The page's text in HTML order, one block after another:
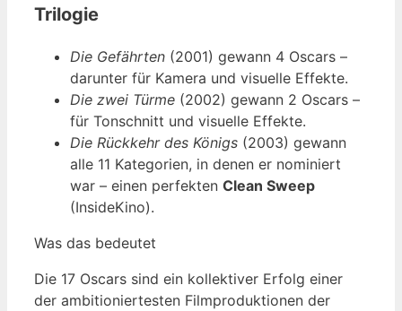
Trilogie
Die Gefährten (2001) gewann 4 Oscars –
darunter für Kamera und visuelle Effekte.
Die zwei Türme (2002) gewann 2 Oscars –
für Tonschnitt und visuelle Effekte.
Die Rückkehr des Königs (2003) gewann
alle 11 Kategorien, in denen er nominiert
war – einen perfekten Clean Sweep
(InsideKino).
Was das bedeutet
Die 17 Oscars sind ein kollektiver Erfolg einer
der ambitioniertesten Filmproduktionen der